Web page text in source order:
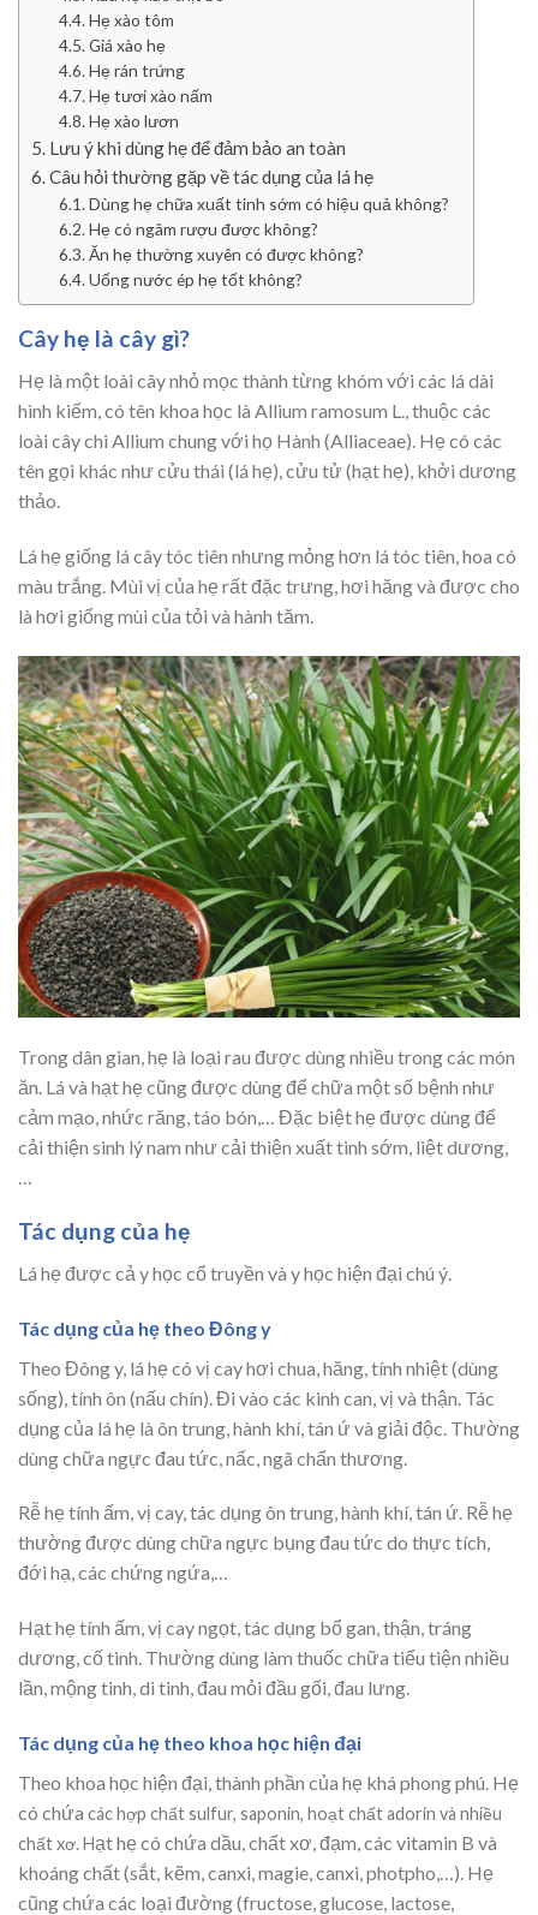
Hẹ xào tôm
Giá xào hẹ
Hẹ rán trứng
Hẹ tươi xào nấm
Hẹ xào lươn
Lưu ý khi dùng hẹ để đảm bảo an toàn
Câu hỏi thường gặp về tác dụng của lá hẹ
Dùng hẹ chữa xuất tinh sớm có hiệu quả không?
Hẹ có ngâm rượu được không?
Ăn hẹ thường xuyên có được không?
Uống nước ép hẹ tốt không?
Cây hẹ là cây gì?
Hẹ là một loài cây nhỏ mọc thành từng khóm với các lá dài
hình kiếm, có tên khoa học là Allium ramosum L., thuộc các
loài cây chi Allium chung với họ Hành (Alliaceae). Hẹ có các
tên gọi khác như cửu thái (lá hẹ), cửu tử (hạt hẹ), khởi dương
thảo.
Lá hẹ giống lá cây tóc tiên nhưng mỏng hơn lá tóc tiên, hoa có
màu trắng. Mùi vị của hẹ rất đặc trưng, hơi hăng và được cho
là hơi giống mùi của tỏi và hành tăm.
Trong dân gian, hẹ là loại rau được dùng nhiều trong các món
ăn. Lá và hạt hẹ cũng được dùng để chữa một số bệnh như
cảm mạo, nhức răng, táo bón,… Đặc biệt hẹ được dùng để
cải thiện sinh lý nam như cải thiện xuất tinh sớm, liệt dương,
…
Tác dụng của hẹ
Lá hẹ được cả y học cổ truyền và y học hiện đại chú ý.
Tác dụng của hẹ theo Đông y
Theo Đông y, lá hẹ có vị cay hơi chua, hăng, tính nhiệt (dùng
sống), tính ôn (nấu chín). Đi vào các kinh can, vị và thận. Tác
dụng của lá hẹ là ôn trung, hành khí, tán ứ và giải độc. Thường
dùng chữa ngực đau tức, nấc, ngã chấn thương.
Rễ hẹ tính ấm, vị cay, tác dụng ôn trung, hành khí, tán ứ. Rễ hẹ
thường được dùng chữa ngực bụng đau tức do thực tích,
đới hạ, các chứng ngứa,…
Hạt hẹ tính ấm, vị cay ngọt, tác dụng bổ gan, thận, tráng
dương, cố tinh. Thường dùng làm thuốc chữa tiểu tiện nhiều
lần, mộng tinh, di tinh, đau mỏi đầu gối, đau lưng.
Tác dụng của hẹ theo khoa học hiện đại
Theo khoa học hiện đại, thành phần của hẹ khá phong phú. Hẹ
có chứa các hợp chất sulfur, saponin, hoạt chất adorin và nhiều
chất xơ. Hạt hẹ có chứa dầu, chất xơ, đạm, các vitamin B và
khoáng chất (sắt, kẽm, canxi, magie, canxi, photpho,…). Hẹ
cũng chứa các loại đường (fructose, glucose, lactose,